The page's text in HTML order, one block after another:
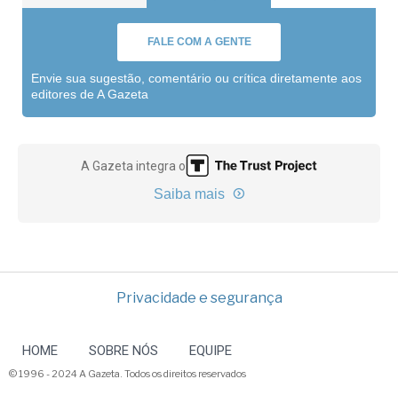
FALE COM A GENTE
Envie sua sugestão, comentário ou crítica diretamente aos
editores de A Gazeta
A Gazeta integra o
Saiba mais
Privacidade e segurança
HOME SOBRE NÓS EQUIPE
© 1996 - 2024 A Gazeta. Todos os direitos reservados